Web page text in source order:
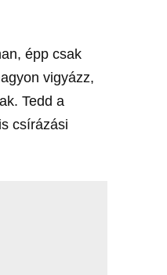
épp csak
vigyázz,
Tedd a
csírázási